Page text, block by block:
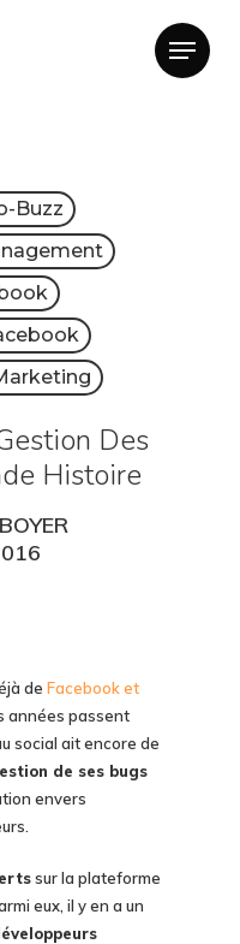
Buzz
Des
Histoire
de Facebook et
années passent
social ait encore de
de ses bugs
envers
sur la plateforme
eux, il y en a un